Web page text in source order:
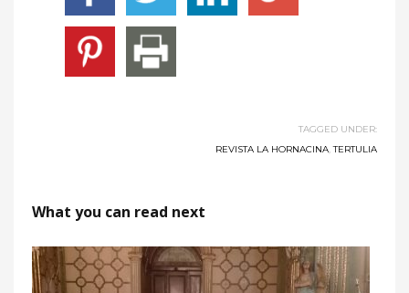
TAGGED UNDER:
REVISTA LA HORNACINA,TERTULIA
What you can read next